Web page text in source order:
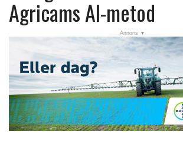
Veckans nyheter
RSS-flöde
OPINION
KALENDER
MARKNAD
Agricams AI-metod